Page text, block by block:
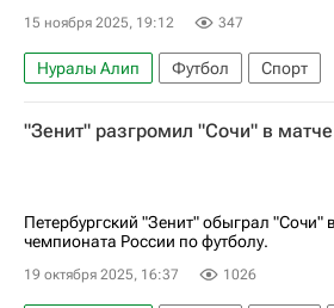
15 ноября 2025, 19:12 347
Нуралы Алип Футбол
Спорт
Казахстан
Бельгия США
Максим Самородов
Челси
"Зенит" разгромил "Сочи" в
Петербургский "Зенит" обыграл "Сочи"
чемпионата России по футболу.
19 октября 2025, 16:37 1026